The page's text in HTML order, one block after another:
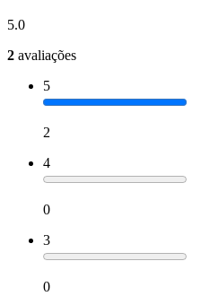
5.0
2 avaliações
5
2
4
0
3
0